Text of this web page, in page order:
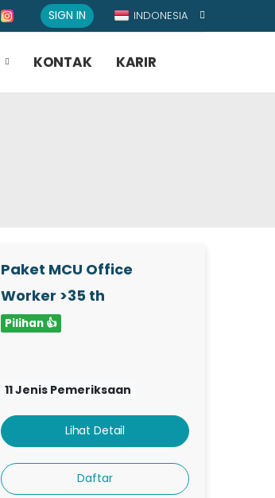
SIGN IN INDONESIA
KONTAK KARIR
Paket MCU Office
Worker >35 th
Pilihan 👍
11 Jenis Pemeriksaan
Lihat Detail
Daftar